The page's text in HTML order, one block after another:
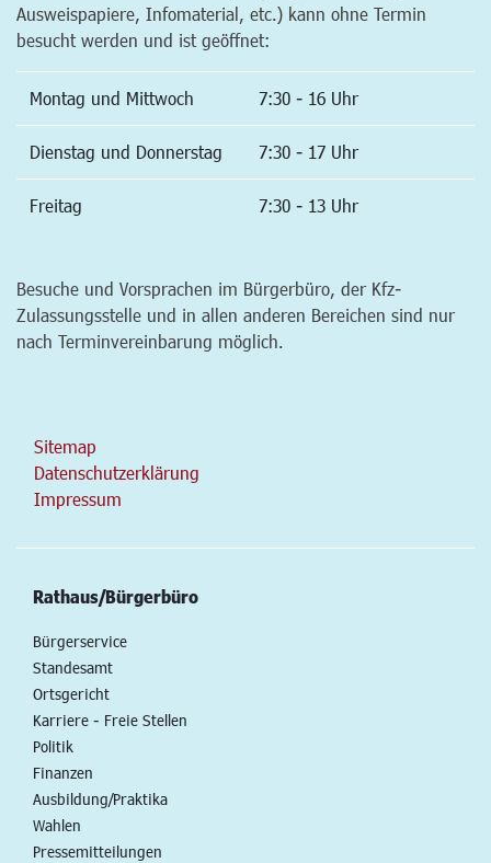
Ausweispapiere, Infomaterial, etc.) kann ohne Termin
besucht werden und ist geöffnet:
Montag und Mittwoch 7:30 - 16 Uhr
Dienstag und Donnerstag 7:30 - 17 Uhr
Freitag 7:30 - 13 Uhr
Besuche und Vorsprachen im Bürgerbüro, der Kfz-
Zulassungsstelle und in allen anderen Bereichen sind nur
nach Terminvereinbarung möglich.
Sitemap
Datenschutzerklärung
Impressum
Rathaus/Bürgerbüro
Bürgerservice
Standesamt
Ortsgericht
Karriere - Freie Stellen
Politik
Finanzen
Ausbildung/Praktika
Wahlen
Pressemitteilungen